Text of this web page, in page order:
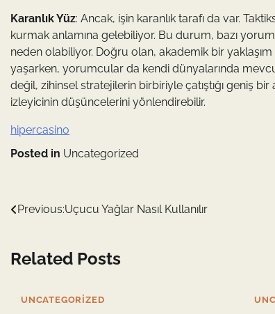
Karanlık Yüz: Ancak, işin karanlık tarafı da var.
kurmak anlamına gelebiliyor. Bu durum, bazı
neden olabiliyor. Doğru olan, akademik bir
yaşarken, yorumcular da kendi dünyalarında
değil, zihinsel stratejilerin birbiriyle çatıştığı geniş
izleyicinin düşüncelerini yönlendirebilir.
hipercasino
Posted in Uncategorized
Yazı
Previous:Uçucu Yağlar Nasıl Kullanılır
Related Posts
UNCATEGORIZED